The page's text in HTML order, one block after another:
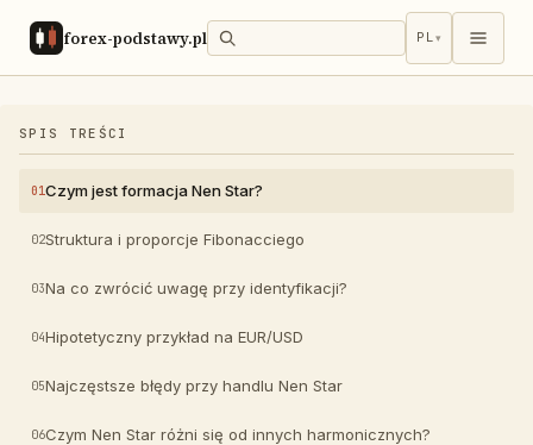
forex-podstawy.pl PL▾
SPIS TREŚCI
Czym jest formacja Nen Star?
Struktura i proporcje Fibonacciego
Na co zwrócić uwagę przy identyfikacji?
Hipotetyczny przykład na EUR/USD
Najczęstsze błędy przy handlu Nen Star
Czym Nen Star różni się od innych harmonicznych?